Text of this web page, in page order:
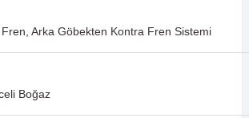
Arka Göbekten Kontra Fren Sistemi
Boğaz